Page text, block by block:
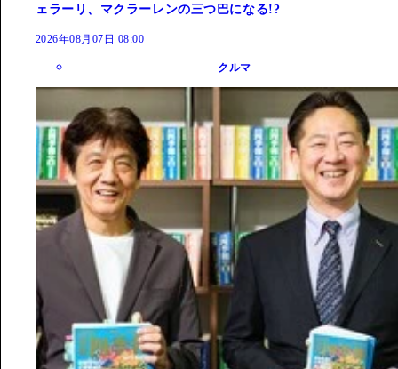
ェラーリ、マクラーレンの三つ巴になる!?
2026年08月07日 08:00
クルマ